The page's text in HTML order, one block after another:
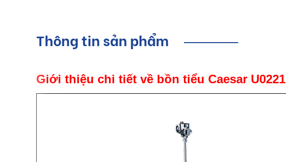
Thông tin sản phẩm
Giới thiệu chi tiết về bồn tiểu Caesar U0221